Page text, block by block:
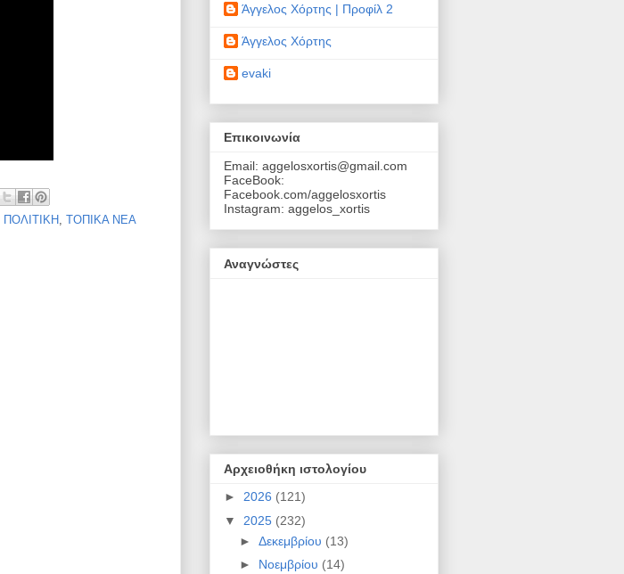
ΠΟΛΙΤΙΚΗ , ΤΟΠΙΚΑ ΝΕΑ
Άγγελος Χόρτης | Προφίλ 2
Άγγελος Χόρτης
evaki
Επικοινωνία
Email: aggelosxortis@gmail.com
FaceBook:
Facebook.com/aggelosxortis
Instagram: aggelos_xortis
Αναγνώστες
Αρχειοθήκη ιστολογίου
► 2026 (121)
▼ 2025 (232)
► Δεκεμβρίου (13)
► Νοεμβρίου (14)